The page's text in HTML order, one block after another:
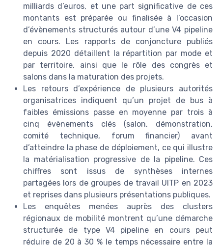
milliards d’euros, et une part significative de ces
montants est préparée ou finalisée à l’occasion
d’évènements structurés autour d’une V4 pipeline
en cours. Les rapports de conjoncture publiés
depuis 2020 détaillent la répartition par mode et
par territoire, ainsi que le rôle des congrès et
salons dans la maturation des projets.
Les retours d’expérience de plusieurs autorités
organisatrices indiquent qu’un projet de bus à
faibles émissions passe en moyenne par trois à
cinq évènements clés (salon, démonstration,
comité technique, forum financier) avant
d’atteindre la phase de déploiement, ce qui illustre
la matérialisation progressive de la pipeline. Ces
chiffres sont issus de synthèses internes
partagées lors de groupes de travail UITP en 2023
et reprises dans plusieurs présentations publiques.
Les enquêtes menées auprès des clusters
régionaux de mobilité montrent qu’une démarche
structurée de type V4 pipeline en cours peut
réduire de 20 à 30 % le temps nécessaire entre la